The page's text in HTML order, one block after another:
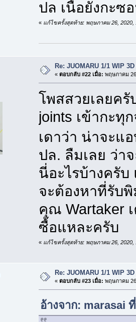
ปล เนื้อยังกะซ
« แก้ไขครั้งสุดท้าย: พฤษภาคม 26, 2020,
Re: JUOMARU 1/1 WIP 3D
« ตอบกลับ #22 เมื่อ: พฤษภาคม
โพสสวยเลยค
joints เข้ากะทุ
เดาว่า น่าจะ
ปล. ลืมเลย ว่า
นี่อะไรบ้างครั
จะต้องหาที่รับ
คุณ Wartaker
ซื้อแหละครับ
« แก้ไขครั้งสุดท้าย: พฤษภาคม 26, 2020,
Re: JUOMARU 1/1 WIP 3D
« ตอบกลับ #23 เมื่อ: พฤษภาคม
อ้างจาก: marasai